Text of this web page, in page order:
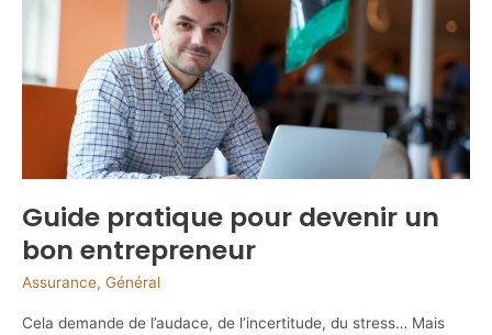
Guide pratique pour devenir un
bon entrepreneur
Assurance, Général
Cela demande de l’audace, de l’incertitude, du stress… Mais